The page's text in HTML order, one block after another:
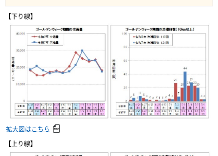
【下り線】
拡大図はこちら
【上り線】